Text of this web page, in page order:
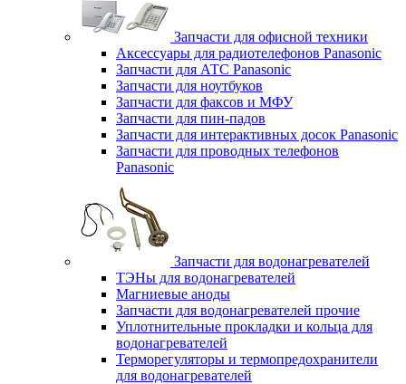
Запчасти для офисной техники
Аксессуары для радиотелефонов Panasonic
Запчасти для АТС Panasonic
Запчасти для ноутбуков
Запчасти для факсов и МФУ
Запчасти для пин-падов
Запчасти для интерактивных досок Panasonic
Запчасти для проводных телефонов
Panasonic
Запчасти для водонагревателей
ТЭНы для водонагревателей
Магниевые аноды
Запчасти для водонагревателей прочие
Уплотнительные прокладки и кольца для
водонагревателей
Терморегуляторы и термопредохранители
для водонагревателей